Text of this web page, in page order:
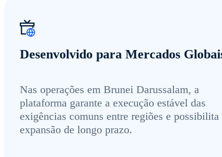
Desenvolvido para Mercados
Nas operações em Brunei Darussalam, a
plataforma garante a execução estável das
exigências comuns entre regiões e possibilita
expansão de longo prazo.